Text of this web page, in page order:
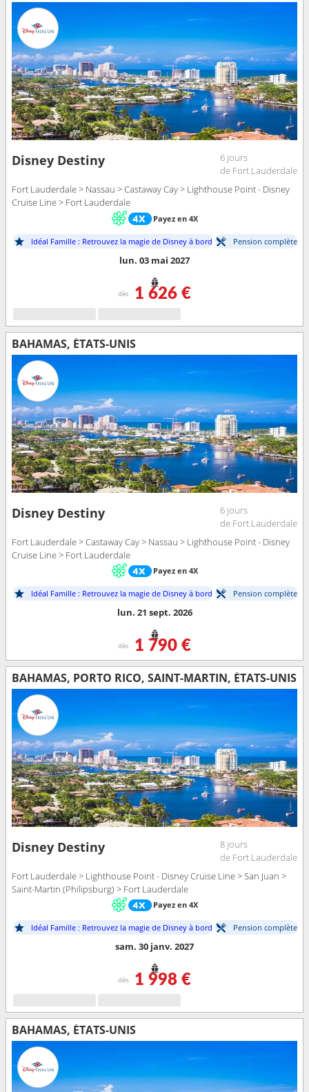
Disney Destiny
6 jours
de Fort Lauderdale
Fort Lauderdale > Nassau > Castaway Cay > Lighthouse Point - Disney
Cruise Line > Fort Lauderdale
Payez en 4X
Idéal Famille : Retrouvez la magie de Disney à bord Pension complète
lun. 03 mai 2027
dès 1 626 €
BAHAMAS, ÉTATS-UNIS
Disney Destiny
6 jours
de Fort Lauderdale
Fort Lauderdale > Castaway Cay > Nassau > Lighthouse Point - Disney
Cruise Line > Fort Lauderdale
Payez en 4X
Idéal Famille : Retrouvez la magie de Disney à bord Pension complète
lun. 21 sept. 2026
dès 1 790 €
BAHAMAS, PORTO RICO, SAINT-MARTIN, ÉTATS-UNIS
Disney Destiny
8 jours
de Fort Lauderdale
Fort Lauderdale > Lighthouse Point - Disney Cruise Line > San Juan >
Saint-Martin (Philipsburg) > Fort Lauderdale
Payez en 4X
Idéal Famille : Retrouvez la magie de Disney à bord Pension complète
sam. 30 janv. 2027
dès 1 998 €
BAHAMAS, ÉTATS-UNIS